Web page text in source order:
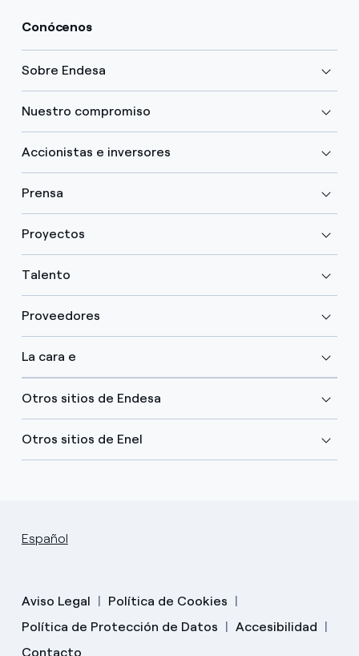
Conócenos
Sobre Endesa
Nuestro compromiso
Accionistas e inversores
Prensa
Proyectos
Talento
Proveedores
La cara e
Otros sitios de Endesa
Otros sitios de Enel
Español
Aviso Legal
Política de Cookies
Política de Protección de Datos
Accesibilidad
Contacto